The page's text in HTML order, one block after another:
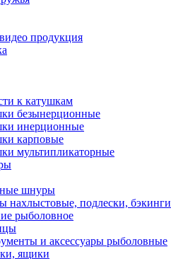
продукция
к катушкам
безынерционные
инерционные
карповые
мультипликаторные
шнуры
нахлыстовые, подлески, бэкинги
рыболовное
и аксессуары рыболовные
ящики